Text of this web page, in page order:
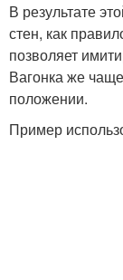
В результате
стен, как
позволяет
Вагонка же
положении.
Пример